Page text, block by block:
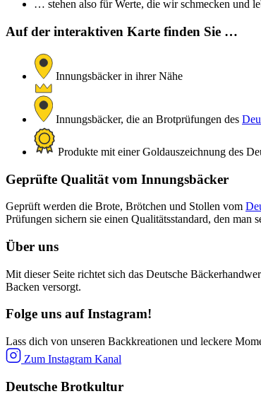
… stehen also für Werte, die wir schmecken und
Auf der interaktiven Karte finden Sie …
Innungsbäcker in ihrer Nähe
Innungsbäcker, die an Brotprüfungen des
Produkte mit einer Goldauszeichnung des
Geprüfte Qualität vom Innungsbäcker
Geprüft werden die Brote, Brötchen und Stollen vom
Prüfungen sichern sie einen Qualitätsstandard, den
Über uns
Mit dieser Seite richtet sich das Deutsche
Backen versorgt.
Folge uns auf Instagram!
Lass dich von unseren Backkreationen und leckere
Zum Instagram Kanal
Deutsche Brotkultur